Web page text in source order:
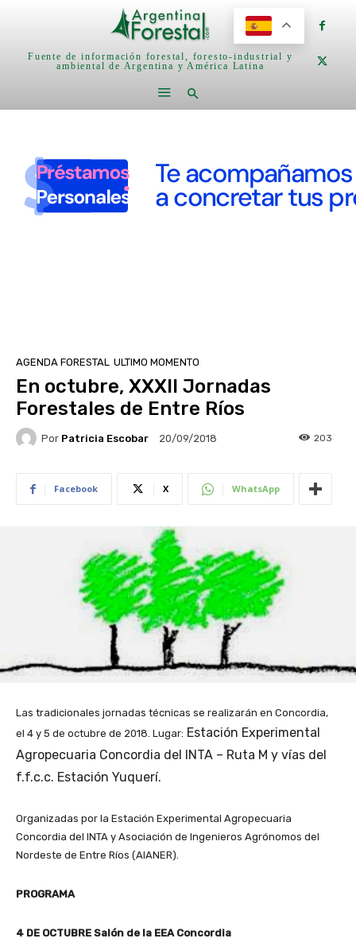
Fuente de información forestal, foresto-industrial y
ambiental de Argentina y América Latina
AGENDA FORESTAL ULTIMO MOMENTO
En octubre, XXXII Jornadas
Forestales de Entre Ríos
Por Patricia Escobar 20/09/2018 203
Facebook X WhatsApp
Las tradicionales jornadas técnicas se realizarán en Concordia,
el 4 y 5 de octubre de 2018. Lugar: Estación Experimental
Agropecuaria Concordia del INTA – Ruta M y vías del
f.f.c.c. Estación Yuquerí.
Organizadas por la Estación Experimental Agropecuaria
Concordia del INTA y Asociación de Ingenieros Agrónomos del
Nordeste de Entre Ríos (AIANER).
PROGRAMA
4 DE OCTUBRE Salón de la EEA Concordia